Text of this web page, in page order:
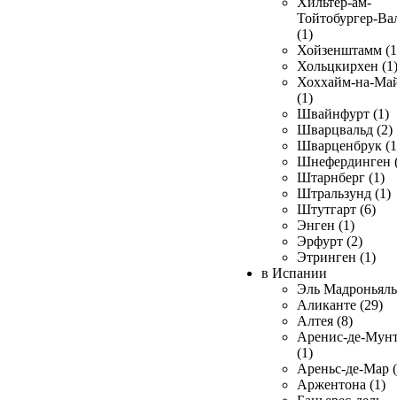
Тойтобургер-
(1)
Хойзенштамм
Хольцкирхен (1)
Хоххайм-на-
(1)
Швайнфурт (1)
Шварцвальд (2)
Шварценбрук
Шнефердинген
Штарнберг (1)
Штральзунд (1)
Штутгарт (6)
Энген (1)
Эрфурт (2)
Этринген (1)
в Испании
Эль
Аликанте (29)
Алтея (8)
Аренис-де-
(1)
Ареньс-де-Мар
Аржентона (1)